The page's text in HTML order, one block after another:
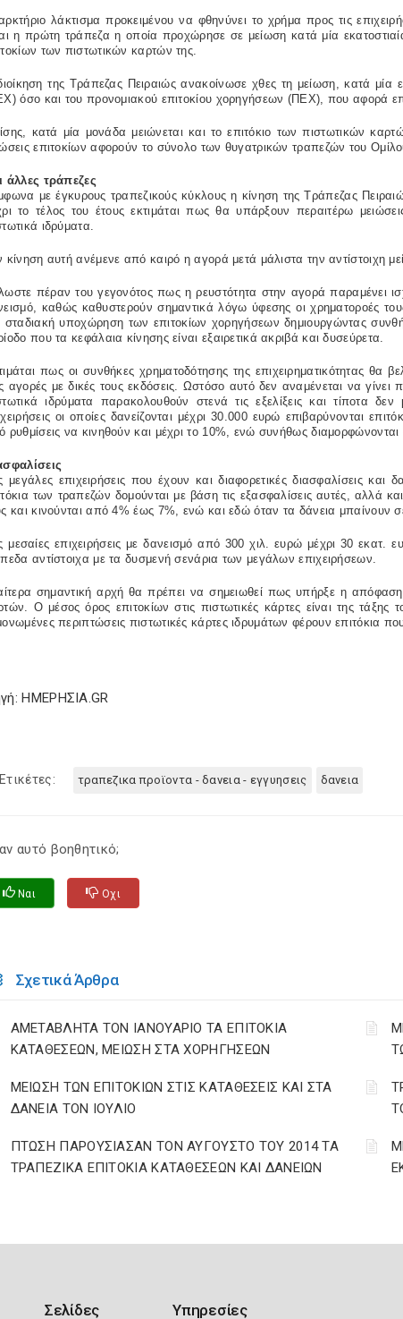
λάκτισμα προκειμένου να φθηνύνει το χρήμα προς τις
η πρώτη τράπεζα η οποία προχώρησε σε μείωση κατά μία
των πιστωτικών καρτών της.
της Τράπεζας Πειραιώς ανακοίνωσε χθες τη μείωση, κατά μία
όσο και του προνομιακού επιτοκίου χορηγήσεων (ΠΕΧ), που αφορά
κατά μία μονάδα μειώνεται και το επιτόκιο των πιστωτικών
επιτοκίων αφορούν το σύνολο των θυγατρικών τραπεζών του
άλλες τράπεζες
με έγκυρους τραπεζικούς κύκλους η κίνηση της Τράπεζας
το τέλος του έτους εκτιμάται πως θα υπάρξουν περαιτέρω
ιδρύματα.
κίνηση αυτή ανέμενε από καιρό η αγορά μετά μάλιστα την αντίστοιχη
πέραν του γεγονότος πως η ρευστότητα στην αγορά παραμένει
καθώς καθυστερούν σημαντικά λόγω ύφεσης οι χρηματοροές
σταδιακή υποχώρηση των επιτοκίων χορηγήσεων δημιουργώντας
που τα κεφάλαια κίνησης είναι εξαιρετικά ακριβά και δυσεύρετα.
πως οι συνθήκες χρηματοδότησης της επιχειρηματικότητας θα
αγορές με δικές τους εκδόσεις. Ωστόσο αυτό δεν αναμένεται να
ιδρύματα παρακολουθούν στενά τις εξελίξεις και τίποτα
οι οποίες δανείζονται μέχρι 30.000 ευρώ επιβαρύνονται
ρυθμίσεις να κινηθούν και μέχρι το 10%, ενώ συνήθως
μεγάλες επιχειρήσεις που έχουν και διαφορετικές διασφαλίσεις
των τραπεζών δομούνται με βάση τις εξασφαλίσεις αυτές, αλλά
και κινούνται από 4% έως 7%, ενώ και εδώ όταν τα δάνεια μπαίνουν
μεσαίες επιχειρήσεις με δανεισμό από 300 χιλ. ευρώ μέχρι 30
αντίστοιχα με τα δυσμενή σενάρια των μεγάλων επιχειρήσεων.
σημαντική αρχή θα πρέπει να σημειωθεί πως υπήρξε η
Ο μέσος όρος επιτοκίων στις πιστωτικές κάρτες είναι της
περιπτώσεις πιστωτικές κάρτες ιδρυμάτων φέρουν επιτόκια
ΗΜΕΡΗΣΙΑ.GR
τραπεζικα προϊοντα - δανεια - εγγυησεις δανεια
αυτό βοηθητικό;
Ναι Οχι
Σχετικά Άρθρα
ΑΜΕΤΑΒΛΗΤΑ ΤΟΝ ΙΑΝΟΥΑΡΙΟ ΤΑ ΕΠΙΤΟΚΙΑ
ΚΑΤΑΘΕΣΕΩΝ, ΜΕΙΩΣΗ ΣΤΑ ΧΟΡΗΓΗΣΕΩΝ
ΜΕΙΩΣΗ ΤΩΝ ΕΠΙΤΟΚΙΩΝ ΣΤΙΣ ΚΑΤΑΘΕΣΕΙΣ ΚΑΙ ΣΤΑ
ΔΑΝΕΙΑ ΤΟΝ ΙΟΥΛΙΟ
ΠΤΩΣΗ ΠΑΡΟΥΣΙΑΣΑΝ ΤΟΝ ΑΥΓΟΥΣΤΟ ΤΟΥ 2014 ΤΑ
ΤΡΑΠΕΖΙΚΑ ΕΠΙΤΟΚΙΑ ΚΑΤΑΘΕΣΕΩΝ ΚΑΙ ΔΑΝΕΙΩΝ
Σελίδες Υπηρεσίες